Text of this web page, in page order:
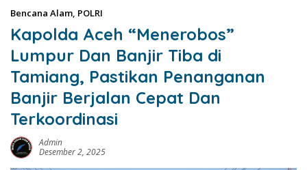
Bencana Alam, POLRI
Kapolda Aceh “Menerobos”
Lumpur Dan Banjir Tiba di
Tamiang, Pastikan Penanganan
Banjir Berjalan Cepat Dan
Terkoordinasi
Admin
Desember 2, 2025